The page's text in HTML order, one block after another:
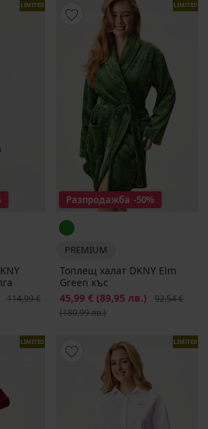
LIMITED
Първоначална цена
114,99 €
LIMITED
Разпродажба -50%
PREMIUM
Топлещ халат DKNY Elm
Green къс
Намаление
45,99 € (89,95 лв.)
92,54 €
(180,99 лв.)
LIMITED LIMITED